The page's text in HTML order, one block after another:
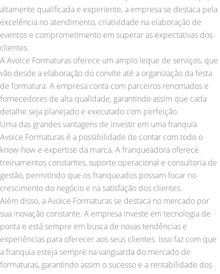
altamente qualificada e experiente, a empresa se destaca pela
excelência no atendimento, criatividade na elaboração de
eventos e comprometimento em superar as expectativas dos
clientes.
A Avoice Formaturas oferece um amplo leque de serviços, que
vão desde a elaboração do convite até a organização da festa
de formatura. A empresa conta com parceiros renomados e
fornecedores de alta qualidade, garantindo assim que cada
detalhe seja planejado e executado com perfeição.
Uma das grandes vantagens de investir em uma franquia
Avoice Formaturas é a possibilidade de contar com todo o
know-how e expertise da marca. A franqueadora oferece
treinamentos constantes, suporte operacional e consultoria de
gestão, permitindo que os franqueados possam focar no
crescimento do negócio e na satisfação dos clientes.
Além disso, a Avoice Formaturas se destaca no mercado por
sua inovação constante. A empresa investe em tecnologia de
ponta e está sempre em busca de novas tendências e
experiências para oferecer aos seus clientes. Isso faz com que
a franquia esteja sempre na vanguarda do mercado de
formaturas, garantindo assim o sucesso e a rentabilidade dos